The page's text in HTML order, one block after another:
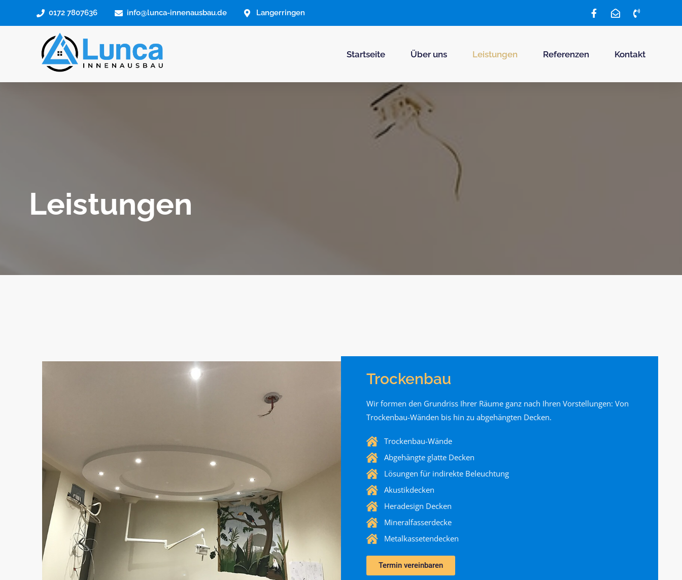
0172 7807636 info@lunca-innenausbau.de Langerringen
Startseite Über uns Leistungen Referenzen Kontakt
Leistungen
Trockenbau
Wir formen den Grundriss Ihrer Räume ganz nach Ihren Vorstellungen: Von
Trockenbau-Wänden bis hin zu abgehängten Decken.
Trockenbau-Wände
Abgehängte glatte Decken
Lösungen für indirekte Beleuchtung
Akustikdecken
Heradesign Decken
Mineralfasserdecke
Metalkassetendecken
Termin vereinbaren